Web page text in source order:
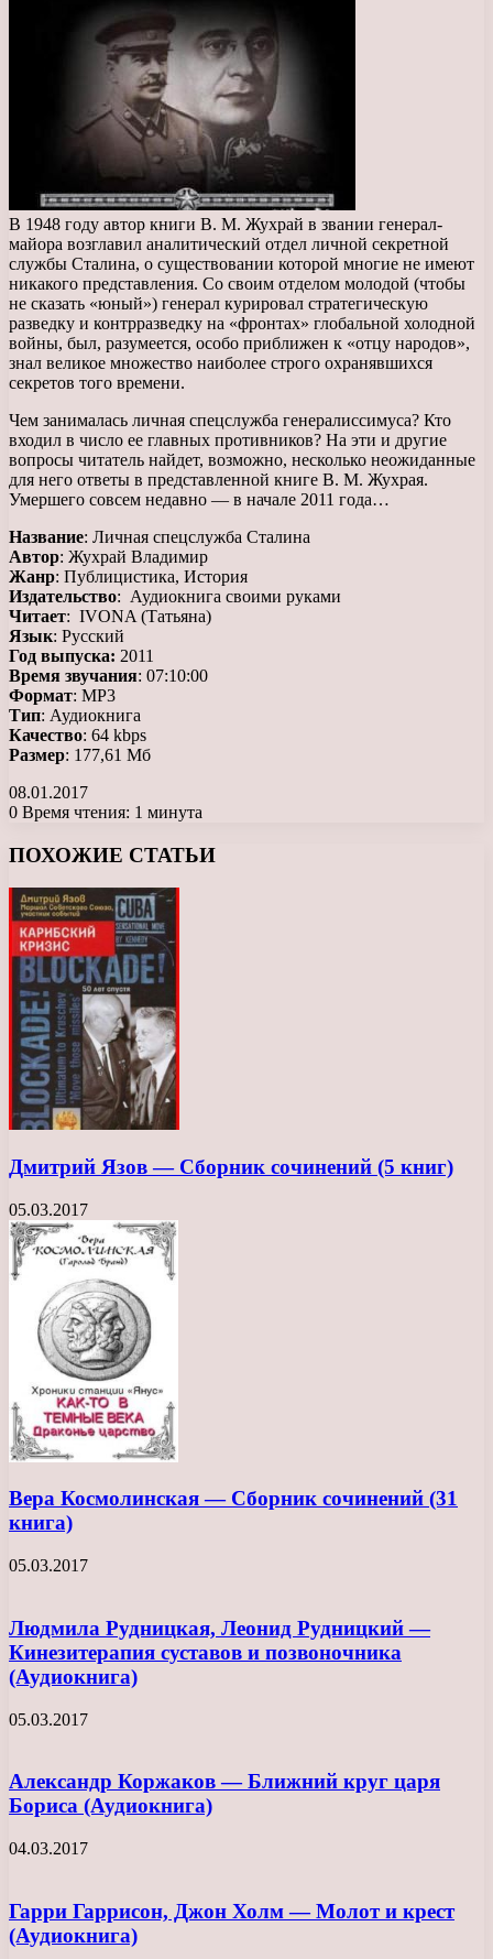
В 1948 году автор книги В. М. Жухрай в звании генерал-
майора возглавил аналитический отдел личной секретной
службы Сталина, о существовании которой многие не имеют
никакого представления. Со своим отделом молодой (чтобы
не сказать «юный») генерал курировал стратегическую
разведку и контрразведку на «фронтах» глобальной холодной
войны, был, разумеется, особо приближен к «отцу народов»,
знал великое множество наиболее строго охранявшихся
секретов того времени.
Чем занималась личная спецслужба генералиссимуса? Кто
входил в число ее главных противников? На эти и другие
вопросы читатель найдет, возможно, несколько неожиданные
для него ответы в представленной книге В. М. Жухрая.
Умершего совсем недавно — в начале 2011 года…
Название: Личная спецслужба Сталина
Автор: Жухрай Владимир
Жанр: Публицистика, История
Издательство: Аудиокнига своими руками
Читает: IVONA (Татьяна)
Язык: Русский
Год выпуска: 2011
Время звучания: 07:10:00
Формат: МР3
Тип: Аудиокнига
Качество: 64 kbps
Размер: 177,61 Мб
08.01.2017
0 Время чтения: 1 минута
ПОХОЖИЕ СТАТЬИ
Дмитрий Язов — Сборник сочинений (5 книг)
05.03.2017
Вера Космолинская — Сборник сочинений (31
книга)
05.03.2017
Людмила Рудницкая, Леонид Рудницкий —
Кинезитерапия суставов и позвоночника
(Аудиокнига)
05.03.2017
Александр Коржаков — Ближний круг царя
Бориса (Аудиокнига)
04.03.2017
Гарри Гаррисон, Джон Холм — Молот и крест
(Аудиокнига)